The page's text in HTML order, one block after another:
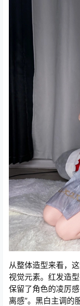
从整体造型来看，
视觉元素。红发造
保留了角色的凌厉
离感”。黑白主调的